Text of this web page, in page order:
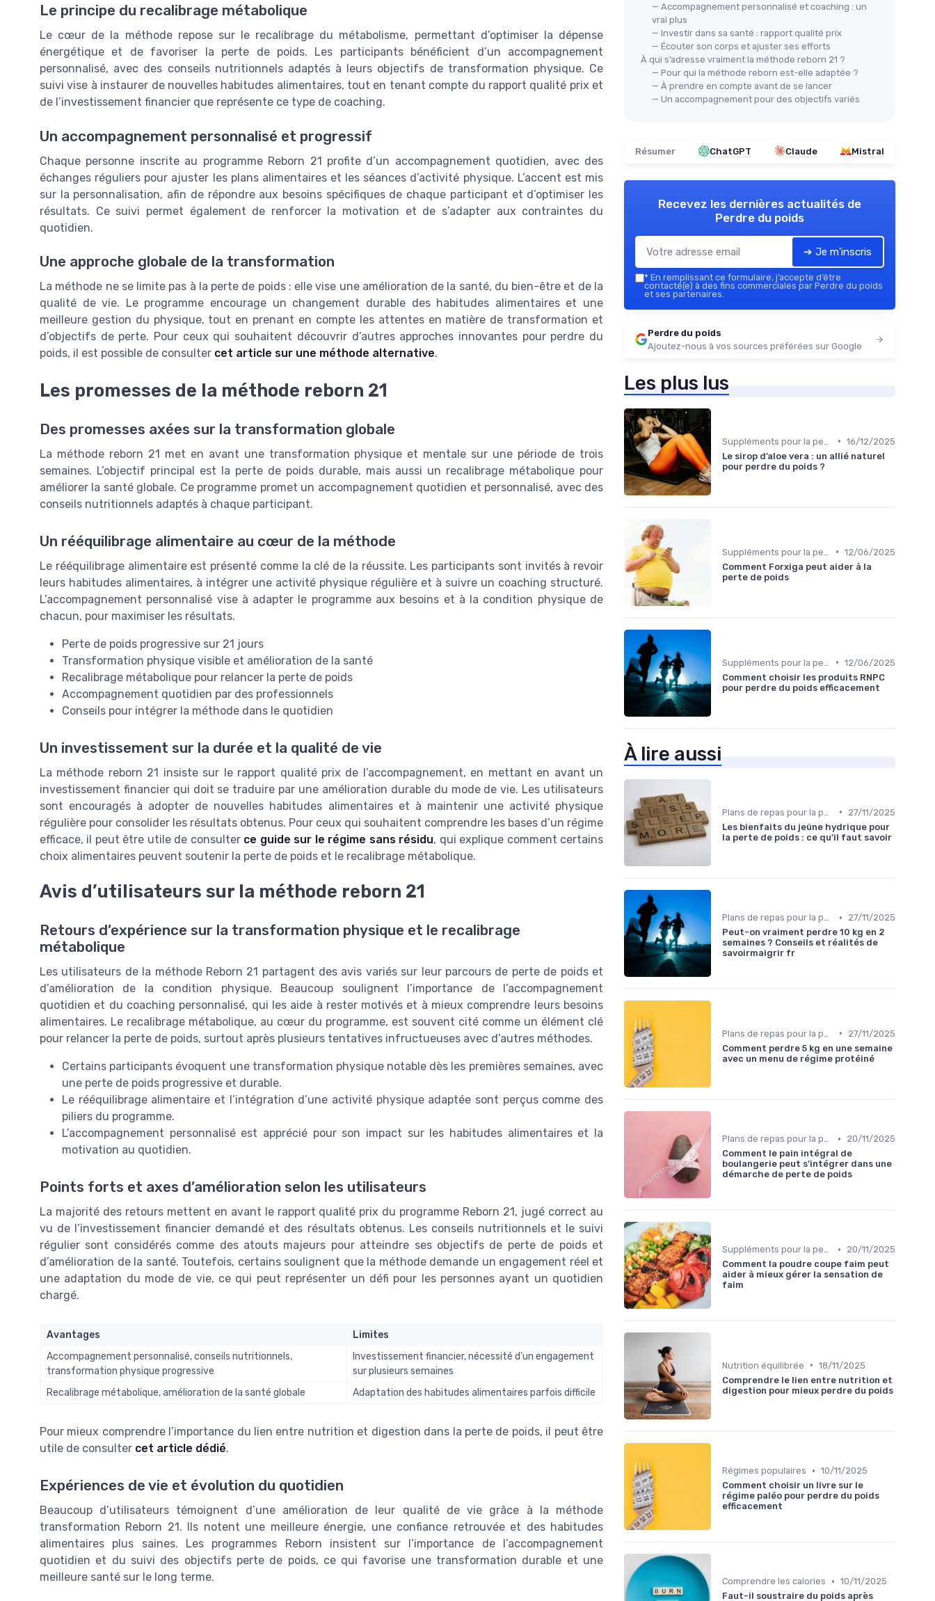
Le principe du recalibrage métabolique
Le cœur de la méthode repose sur le recalibrage du métabolisme, permettant d’optimiser la dépense
énergétique et de favoriser la perte de poids. Les participants bénéficient d’un accompagnement
personnalisé, avec des conseils nutritionnels adaptés à leurs objectifs de transformation physique. Ce
suivi vise à instaurer de nouvelles habitudes alimentaires, tout en tenant compte du rapport qualité prix et
de l’investissement financier que représente ce type de coaching.
Un accompagnement personnalisé et progressif
Chaque personne inscrite au programme Reborn 21 profite d’un accompagnement quotidien, avec des
échanges réguliers pour ajuster les plans alimentaires et les séances d’activité physique. L’accent est mis
sur la personnalisation, afin de répondre aux besoins spécifiques de chaque participant et d’optimiser les
résultats. Ce suivi permet également de renforcer la motivation et de s’adapter aux contraintes du
quotidien.
Une approche globale de la transformation
La méthode ne se limite pas à la perte de poids : elle vise une amélioration de la santé, du bien-être et de la
qualité de vie. Le programme encourage un changement durable des habitudes alimentaires et une
meilleure gestion du physique, tout en prenant en compte les attentes en matière de transformation et
d’objectifs de perte. Pour ceux qui souhaitent découvrir d’autres approches innovantes pour perdre du
poids, il est possible de consulter cet article sur une méthode alternative.
Les promesses de la méthode reborn 21
Des promesses axées sur la transformation globale
La méthode reborn 21 met en avant une transformation physique et mentale sur une période de trois
semaines. L’objectif principal est la perte de poids durable, mais aussi un recalibrage métabolique pour
améliorer la santé globale. Ce programme promet un accompagnement quotidien et personnalisé, avec des
conseils nutritionnels adaptés à chaque participant.
Un rééquilibrage alimentaire au cœur de la méthode
Le rééquilibrage alimentaire est présenté comme la clé de la réussite. Les participants sont invités à revoir
leurs habitudes alimentaires, à intégrer une activité physique régulière et à suivre un coaching structuré.
L’accompagnement personnalisé vise à adapter le programme aux besoins et à la condition physique de
chacun, pour maximiser les résultats.
Perte de poids progressive sur 21 jours
Transformation physique visible et amélioration de la santé
Recalibrage métabolique pour relancer la perte de poids
Accompagnement quotidien par des professionnels
Conseils pour intégrer la méthode dans le quotidien
Un investissement sur la durée et la qualité de vie
La méthode reborn 21 insiste sur le rapport qualité prix de l’accompagnement, en mettant en avant un
investissement financier qui doit se traduire par une amélioration durable du mode de vie. Les utilisateurs
sont encouragés à adopter de nouvelles habitudes alimentaires et à maintenir une activité physique
régulière pour consolider les résultats obtenus. Pour ceux qui souhaitent comprendre les bases d’un régime
efficace, il peut être utile de consulter ce guide sur le régime sans résidu, qui explique comment certains
choix alimentaires peuvent soutenir la perte de poids et le recalibrage métabolique.
Avis d’utilisateurs sur la méthode reborn 21
Retours d’expérience sur la transformation physique et le recalibrage
métabolique
Les utilisateurs de la méthode Reborn 21 partagent des avis variés sur leur parcours de perte de poids et
d’amélioration de la condition physique. Beaucoup soulignent l’importance de l’accompagnement
quotidien et du coaching personnalisé, qui les aide à rester motivés et à mieux comprendre leurs besoins
alimentaires. Le recalibrage métabolique, au cœur du programme, est souvent cité comme un élément clé
pour relancer la perte de poids, surtout après plusieurs tentatives infructueuses avec d’autres méthodes.
Certains participants évoquent une transformation physique notable dès les premières semaines, avec
une perte de poids progressive et durable.
Le rééquilibrage alimentaire et l’intégration d’une activité physique adaptée sont perçus comme des
piliers du programme.
L’accompagnement personnalisé est apprécié pour son impact sur les habitudes alimentaires et la
motivation au quotidien.
Points forts et axes d’amélioration selon les utilisateurs
La majorité des retours mettent en avant le rapport qualité prix du programme Reborn 21, jugé correct au
vu de l’investissement financier demandé et des résultats obtenus. Les conseils nutritionnels et le suivi
régulier sont considérés comme des atouts majeurs pour atteindre ses objectifs de perte de poids et
d’amélioration de la santé. Toutefois, certains soulignent que la méthode demande un engagement réel et
une adaptation du mode de vie, ce qui peut représenter un défi pour les personnes ayant un quotidien
chargé.
Avantages
Limites
Accompagnement personnalisé, conseils nutritionnels,
transformation physique progressive
Investissement financier, nécessité d’un engagement
sur plusieurs semaines
Recalibrage métabolique, amélioration de la santé globale
Adaptation des habitudes alimentaires parfois difficile
Pour mieux comprendre l’importance du lien entre nutrition et digestion dans la perte de poids, il peut être
utile de consulter cet article dédié.
Expériences de vie et évolution du quotidien
Beaucoup d’utilisateurs témoignent d’une amélioration de leur qualité de vie grâce à la méthode
transformation Reborn 21. Ils notent une meilleure énergie, une confiance retrouvée et des habitudes
alimentaires plus saines. Les programmes Reborn insistent sur l’importance de l’accompagnement
quotidien et du suivi des objectifs perte de poids, ce qui favorise une transformation durable et une
meilleure santé sur le long terme.
— Accompagnement personnalisé et coaching : un
vrai plus
— Investir dans sa santé : rapport qualité prix
— Écouter son corps et ajuster ses efforts
À qui s’adresse vraiment la méthode reborn 21 ?
— Pour qui la méthode reborn est-elle adaptée ?
— À prendre en compte avant de se lancer
— Un accompagnement pour des objectifs variés
Résumer ChatGPT Claude Mistral
Recevez les dernières actualités de
Perdre du poids
➔ Je m'inscris
* En remplissant ce formulaire, j’accepte d’être
contacté(e) à des fins commerciales par Perdre du poids
et ses partenaires.
Perdre du poids
Ajoutez-nous à vos sources préférées sur Google
Les plus lus
• 16/12/2025
Le sirop d’aloe vera : un allié naturel
pour perdre du poids ?
• 12/06/2025
Comment Forxiga peut aider à la
perte de poids
• 12/06/2025
Comment choisir les produits RNPC
pour perdre du poids efficacement
À lire aussi
•
27/11/2025
Les bienfaits du jeûne hydrique pour
la perte de poids : ce qu’il faut savoir
Plans de repas pour la perte de poids •
27/11/2025
Peut-on vraiment perdre 10 kg en 2
semaines ? Conseils et réalités de
savoirmaigrir fr
•
27/11/2025
Comment perdre 5 kg en une semaine
avec un menu de régime protéiné
Plans de repas pour la perte de poids •
20/11/2025
Comment le pain intégral de
boulangerie peut s’intégrer dans une
démarche de perte de poids
Suppléments pour la perte de poids •
20/11/2025
Comment la poudre coupe faim peut
aider à mieux gérer la sensation de
faim
Nutrition équilibrée • 18/11/2025
Comprendre le lien entre nutrition et
digestion pour mieux perdre du poids
Régimes populaires • 10/11/2025
Comment choisir un livre sur le
régime paléo pour perdre du poids
efficacement
Comprendre les calories • 10/11/2025
Faut-il soustraire du poids après